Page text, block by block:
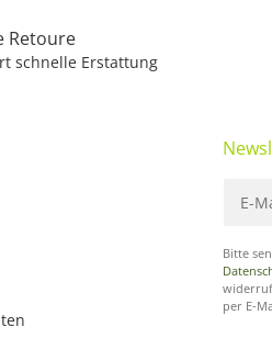
Retoure
schnelle Erstattung
Bitte
per E-